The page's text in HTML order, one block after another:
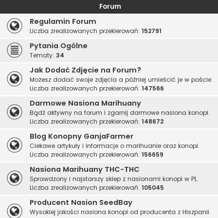
Forum
Regulamin Forum
Liczba zrealizowanych przekierowań: 152791
Pytania Ogólne
Tematy: 34
Jak Dodać Zdjęcie na Forum?
Możesz dodać swoje zdjęcia a później umieścić je w poście.
Liczba zrealizowanych przekierowań: 147566
Darmowe Nasiona Marihuany
Bądź aktywny na forum i zgarnij darmowe nasiona konopi.
Liczba zrealizowanych przekierowań: 148672
Blog Konopny GanjaFarmer
Ciekawe artykuły i informacje o marihuanie oraz konopi.
Liczba zrealizowanych przekierowań: 156659
Nasiona Marihuany THC-THC
Sprawdzony i najstarszy sklep z nasionami konopi w PL.
Liczba zrealizowanych przekierowań: 105045
Producent Nasion SeedBay
Wysokiej jakości nasiona konopi od producenta z Hiszpanii.